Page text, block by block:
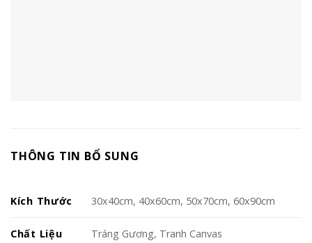
THÔNG TIN BỔ SUNG
Kích Thước 30x40cm, 40x60cm, 50x70cm, 60x90cm
Chất Liệu Tráng Gương, Tranh Canvas